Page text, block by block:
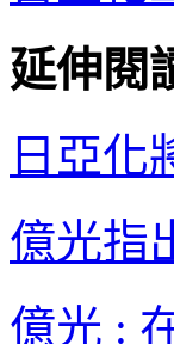
延伸閱
日亞化
億光指
億光 :